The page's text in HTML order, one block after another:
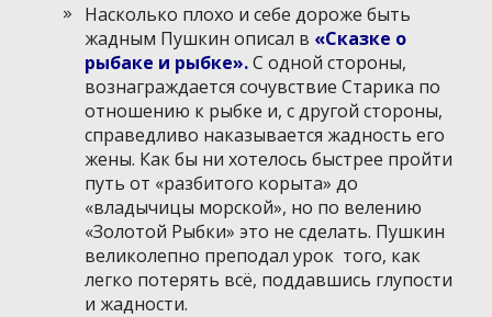
Насколько плохо и себе дороже быть
жадным Пушкин описал в «Сказке о
рыбаке и рыбке».С одной стороны,
вознаграждается сочувствие Старика по
отношению к рыбке и, с другой стороны,
справедливо наказывается жадность его
жены. Как бы ни хотелось быстрее пройти
путь от «разбитого корыта» до
«владычицы морской», но по велению
«Золотой Рыбки» это не сделать. Пушкин
великолепно преподал урок того, как
легко потерять всё, поддавшись глупости
и жадности.